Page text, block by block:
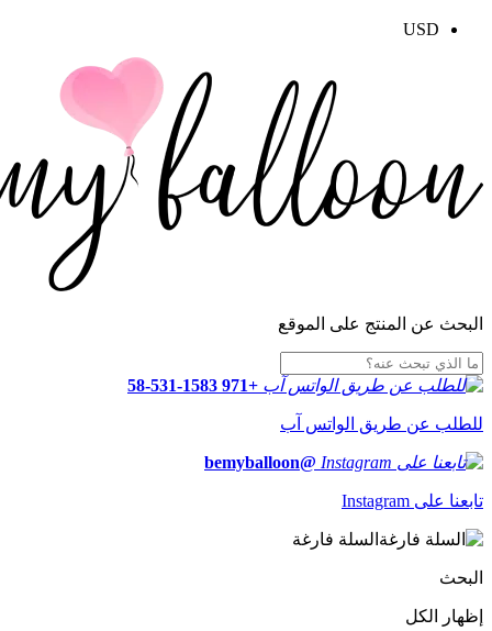
USD
البحث عن المنتج على الموقع
+971 58-531-1583
للطلب عن طريق الواتس آب
@bemyballoon
تابعنا على Instagram
السلة فارغة
البحث
إظهار الكل